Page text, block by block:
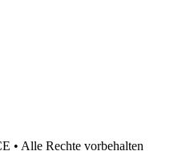
Alle Rechte vorbehalten